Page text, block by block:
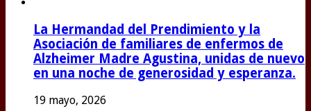
La Hermandad del Prendimiento y la
Asociación de familiares de enfermos de
Alzheimer Madre Agustina, unidas de nuevo
en una noche de generosidad y esperanza.
19 mayo, 2026